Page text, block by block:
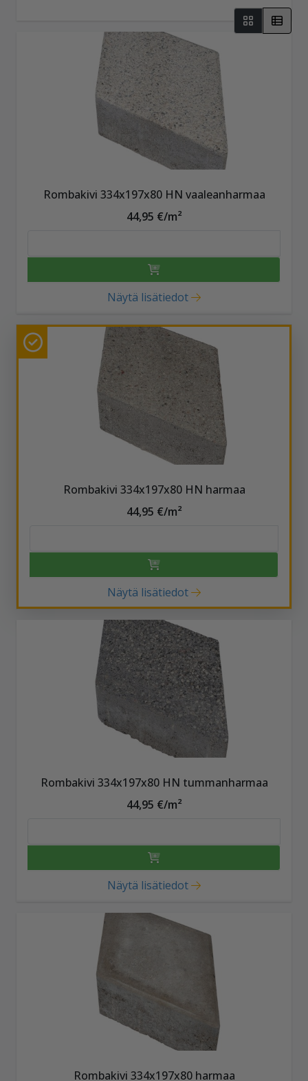
Rombakivi 334x197x80 HN vaaleanharmaa
44,95 €/m²
Näytä lisätiedot
Rombakivi 334x197x80 HN harmaa
44,95 €/m²
Näytä lisätiedot
Rombakivi 334x197x80 HN tummanharmaa
44,95 €/m²
Näytä lisätiedot
Rombakivi 334x197x80 harmaa